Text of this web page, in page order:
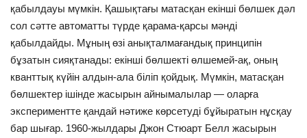
қабылдауы мүмкін. Қашықтағы матасқан екінші бөлшек дәл
сол сәтте автоматты түрде қарама-қарсы мәнді
қабылдайды. Мұның өзі анықталмағандық принципін
бұзатын сияқтанады: екінші бөлшекті өлшемей-ақ, оның
кванттық күйін алдын-ала біліп қойдық. Мүмкін, матасқан
бөлшектер ішінде жасырын айнымалылар — оларға
экспериментте қандай нәтиже көрсетуді бұйыратын нұсқау
бар шығар. 1960-жылдары Джон Стюарт Белл жасырын